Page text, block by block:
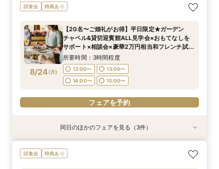
8/23(日)
【料理重視の方へおすすめ】組数限定◆グラン
シェフ豊後昌幸が手掛ける黒毛和牛etc2万円相
所要時間：3時間程度
8:45〜
9:00〜
15:00〜
15:15〜
フェアを予約
8/23(日)
【神社式相談フェア】提携有名神社紹介!AM来館
で本番さながらの披露宴体験 国産 和牛フィレ肉
分特典>
所要時間：3時間程度
8:45〜
9:00〜
15:00〜
15:15〜
フェアを予約
8/23(日)
ガーデン挙式丸わかり◎2万坪の庭園満喫×オリ
ジナルウェディング庭園&会場見学×国産和牛
所要時間：3時間程度
8:45〜
9:00〜
15:00〜
15:15〜
フェアを予約
8/23(日)
【東京開催/土日】東京サロンで《大阪迎賓館》
のご相談＆お打合せ！
9:00〜 15:00〜
フェアを予約
試食会 特典あり
8/24 (月)
【20名〜ご婚礼がお得】平日限定★ガーデン
チャペル&貸切迎賓館ALL見学会×おもてなしを
サポート×相談会×豪華2万円相当和フレンチ試食
会
所要時間：3時間程度
12:00〜
13:00〜
14:00〜
15:00〜
フェアを予約
特典あり
＜オリジナルウェディング＞2万坪の庭園満喫×
会場見学×国産和牛フィレ肉など豪華試食付＊貸
特典あり
＜平日限定＞挙式スタイル相談OK！約2万坪の自
然が広がる西の丸庭園＆会場見学＊ゆっくり相談
特典あり
【平日限定】和婚相談×豪華無料試食×大阪城を
望む貸切迎賓館見学＜有名提携神社紹介も◎和婚
同日のほかのフェアを見る（3件）
試食会 特典あり